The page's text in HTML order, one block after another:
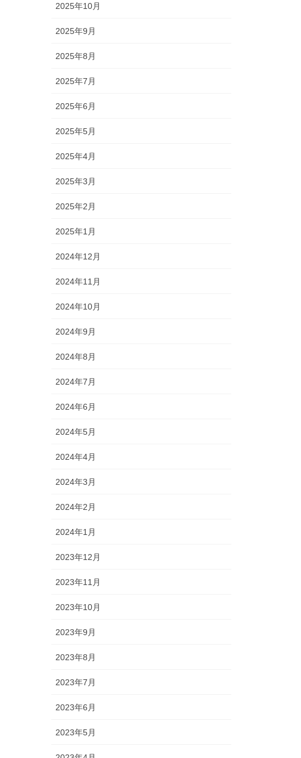
2025年10月
2025年9月
2025年8月
2025年7月
2025年6月
2025年5月
2025年4月
2025年3月
2025年2月
2025年1月
2024年12月
2024年11月
2024年10月
2024年9月
2024年8月
2024年7月
2024年6月
2024年5月
2024年4月
2024年3月
2024年2月
2024年1月
2023年12月
2023年11月
2023年10月
2023年9月
2023年8月
2023年7月
2023年6月
2023年5月